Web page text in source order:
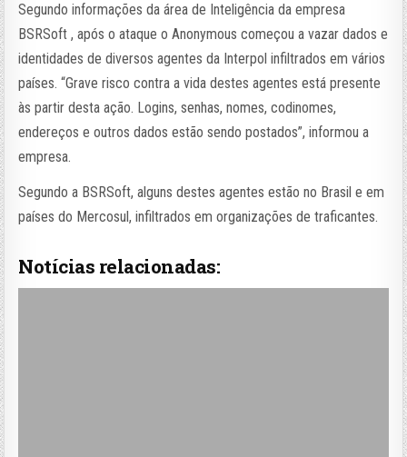
Segundo informações da área de Inteligência da empresa
BSRSoft , após o ataque o Anonymous começou a vazar dados e
identidades de diversos agentes da Interpol infiltrados em vários
países. “Grave risco contra a vida destes agentes está presente
às partir desta ação. Logins, senhas, nomes, codinomes,
endereços e outros dados estão sendo postados”, informou a
empresa.
Segundo a BSRSoft, alguns destes agentes estão no Brasil e em
países do Mercosul, infiltrados em organizações de traficantes.
Notícias relacionadas: